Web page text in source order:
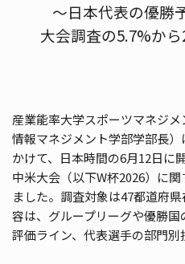
～日本代表の優勝
大会調査の5.7%か
産業能率大学スポーツマネジ
情報マネジメント学部学部長
かけて、日本時間の6月12日に
中米大会（以下W杯2026）に
ました。調査対象は47都道府
容は、グループリーグや優勝
評価ライン、代表選手の部門別